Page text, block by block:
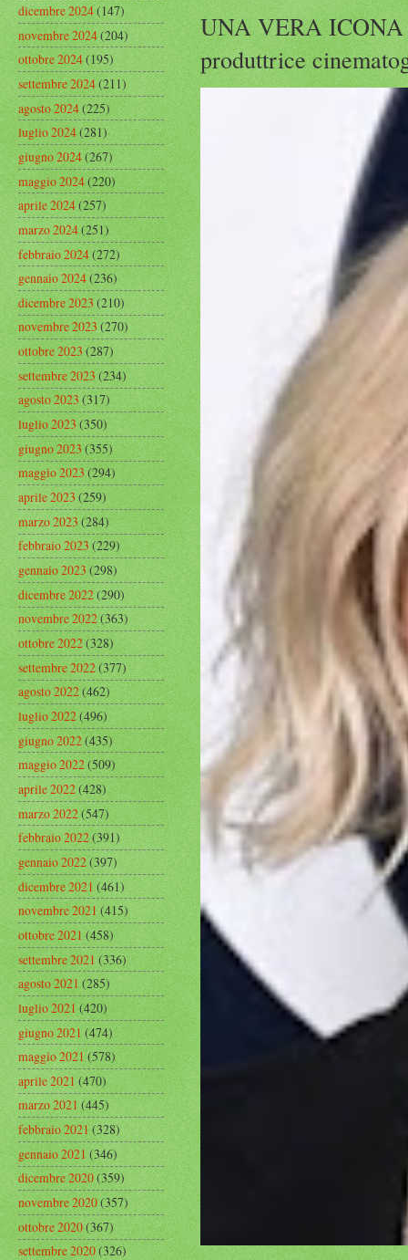
UNA VERA ICONA
produttrice
dicembre 2024(147)
novembre 2024(204)
ottobre 2024(195)
settembre 2024(211)
agosto 2024(225)
luglio 2024(281)
giugno 2024(267)
maggio 2024(220)
aprile 2024(257)
marzo 2024(251)
febbraio 2024(272)
gennaio 2024(236)
dicembre 2023(210)
novembre 2023(270)
ottobre 2023(287)
settembre 2023(234)
agosto 2023(317)
luglio 2023(350)
giugno 2023(355)
maggio 2023(294)
aprile 2023(259)
marzo 2023(284)
febbraio 2023(229)
gennaio 2023(298)
dicembre 2022(290)
novembre 2022(363)
ottobre 2022(328)
settembre 2022(377)
agosto 2022(462)
luglio 2022(496)
giugno 2022(435)
maggio 2022(509)
aprile 2022(428)
marzo 2022(547)
febbraio 2022(391)
gennaio 2022(397)
dicembre 2021(461)
novembre 2021(415)
ottobre 2021(458)
settembre 2021(336)
agosto 2021(285)
luglio 2021(420)
giugno 2021(474)
maggio 2021(578)
aprile 2021(470)
marzo 2021(445)
febbraio 2021(328)
gennaio 2021(346)
dicembre 2020(359)
novembre 2020(357)
ottobre 2020(367)
settembre 2020(326)